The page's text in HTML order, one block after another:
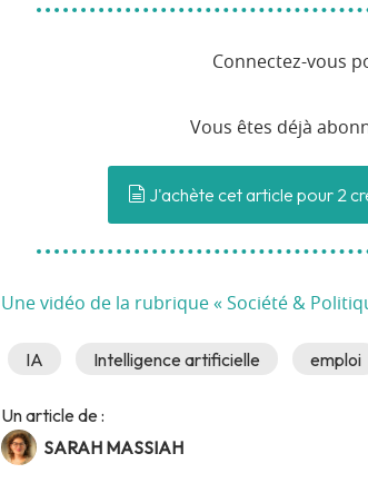
Connectez-vous
Vous êtes déjà
J'achète cet article pour 2
Une vidéo de la rubrique « Société &
IA Intelligence artificielle emploi
Un article de :
SARAH MASSIAH